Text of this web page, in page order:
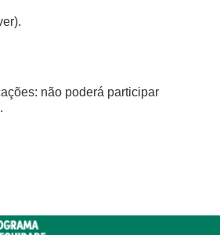
não poderá participar